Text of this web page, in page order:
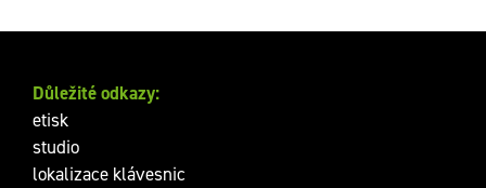
Důležité odkazy:
etisk
studio
lokalizace klávesnic